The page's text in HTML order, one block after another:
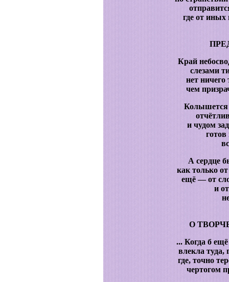
где от иных
Край
слезами
нет ничего
чем
Колышется
и чудом
готов
А сердце
как только
ещё — от
и
О
... Когда б
влекла туда,
где, точно
чертогом